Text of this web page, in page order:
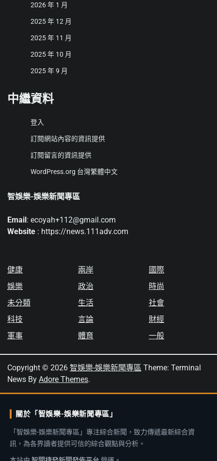
2026 年 1 月
2025 年 12 月
2025 年 11 月
2025 年 10 月
2025 年 9 月
中繼資料
登入
訂閱網站內容的資訊提供
訂閱留言的資訊提供
WordPress.org 台灣繁體中文
智娛樂-娛樂新聞專區
Email: ecoyah+112@gmail.com
Website : https://news.111adv.com
健康
娛樂
未分類
科技
軍事
兩岸
政治
生活
言論
體育
國際
時尚
社會
財經
一般
Copyright © 2026 智娛樂-娛樂新聞專區 Theme: Terminal
News By Adore Themes.
關於「智娛樂-娛樂新聞專區」
「智娛樂-娛樂新聞專區」專注綜合新聞，致力傳遞最新綜合資
訊，為各界讀者提供可信的綜合觀點與分析。